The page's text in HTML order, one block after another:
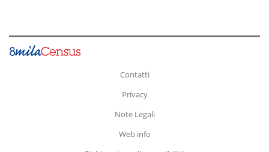
Contatti
Privacy
Note Legali
Web info